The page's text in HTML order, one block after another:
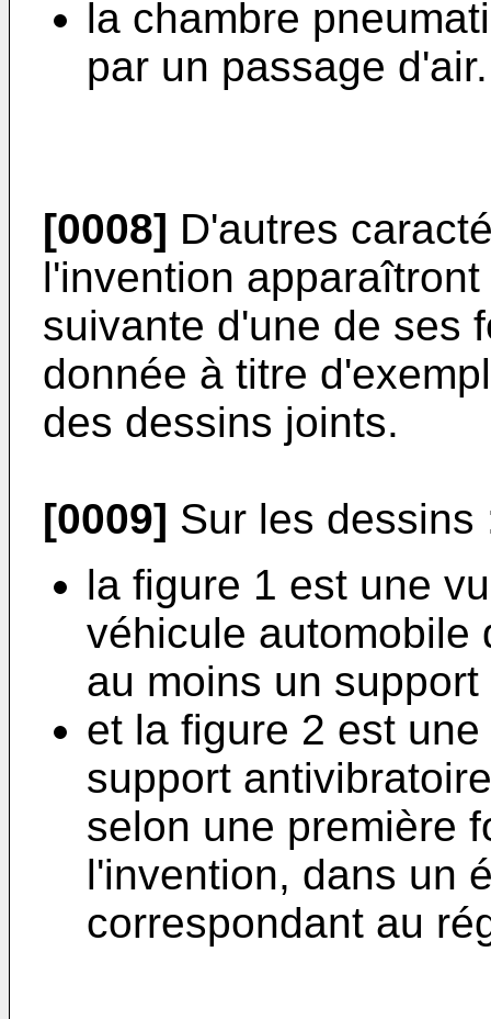
la chambre
par un passage d'air.
[0008] D'autres
l'invention
suivante d'une de ses
donnée à titre
des dessins joints.
[0009] Sur les dessins
la figure 1 est une
véhicule automobile
au moins un
et la figure 2 est
support
selon une première
l'invention, dans un
correspondant au